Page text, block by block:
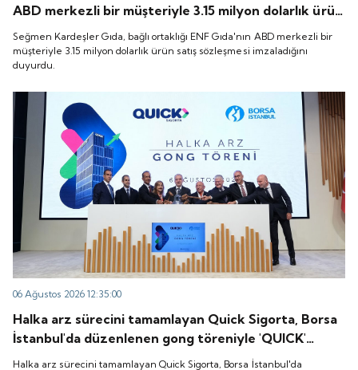
ABD merkezli bir müşteriyle 3.15 milyon dolarlık ürün
satış sözleşmesi imzaladığını duyurdu.
Seğmen Kardeşler Gıda, bağlı ortaklığı ENF Gıda'nın ABD merkezli bir
müşteriyle 3.15 milyon dolarlık ürün satış sözleşmesi imzaladığını
duyurdu.
06 Ağustos 2026 12:35:00
Halka arz sürecini tamamlayan Quick Sigorta, Borsa
İstanbul'da düzenlenen gong töreniyle 'QUICK'
koduyla işlem görmeye başladı.
Halka arz sürecini tamamlayan Quick Sigorta, Borsa İstanbul'da